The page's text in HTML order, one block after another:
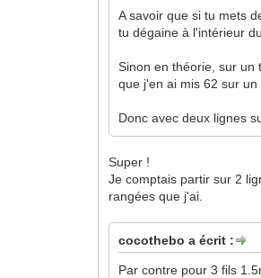
A savoir que si tu mets
tu dégaine à l'intérieur
Sinon en théorie, sur un
que j'en ai mis 62 sur
Donc avec deux lignes
Super !
Je comptais partir sur 2
rangées que j'ai.
cocothebo a écrit :
Par contre pour 3 fils